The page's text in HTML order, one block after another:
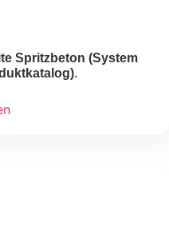
Spritzbeton (System